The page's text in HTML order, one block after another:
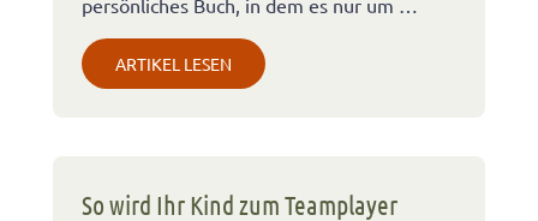
ARTIKEL LESEN
So wird Ihr Kind zum Teamplayer